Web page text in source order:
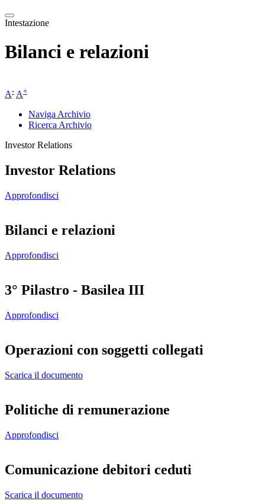
Intestazione
Bilanci e relazioni
A- A+
Naviga Archivio
Ricerca Archivio
Investor Relations
Investor Relations
Approfondisci
Bilanci e relazioni
Approfondisci
3° Pilastro - Basilea III
Approfondisci
Operazioni con soggetti collegati
Scarica il documento
Politiche di remunerazione
Approfondisci
Comunicazione debitori ceduti
Scarica il documento